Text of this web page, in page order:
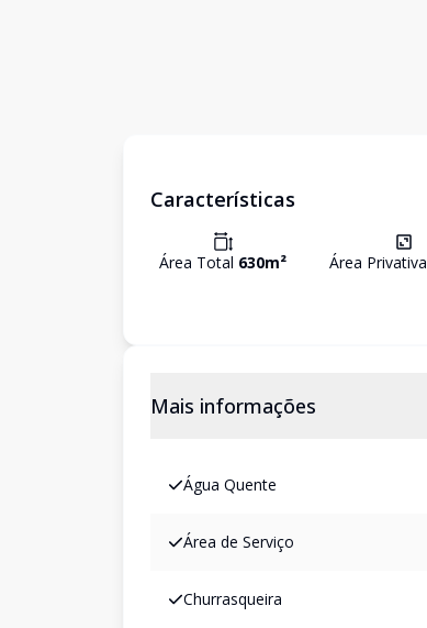
Características
Área Total 630m² Área Privativa
Mais informações
Água Quente
Área de Serviço
Churrasqueira